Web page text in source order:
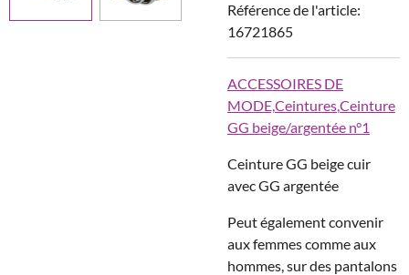
Référence de l'article:
16721865
ACCESSOIRES DE
MODE,Ceintures,Ceinture
GG beige/argentée n°1
Ceinture GG beige cuir
avec GG argentée
Peut également convenir
aux femmes comme aux
hommes, sur des pantalons